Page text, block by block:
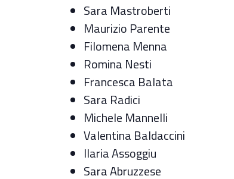
Sara Mastroberti
Maurizio Parente
Filomena Menna
Romina Nesti
Francesca Balata
Sara Radici
Michele Mannelli
Valentina Baldaccini
Ilaria Assoggiu
Sara Abruzzese